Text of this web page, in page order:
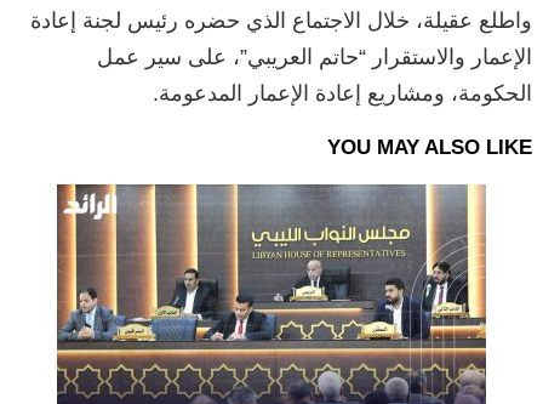
واطلع عقيلة، خلال الاجتماع الذي حضره رئيس لجنة إعادة
الإعمار والاستقرار “حاتم العريبي”، على سير عمل
الحكومة، ومشاريع إعادة الإعمار المدعومة.
YOU MAY ALSO LIKE